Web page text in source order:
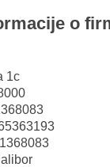
o
1c